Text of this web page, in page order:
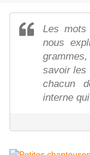
Les
nous
savoir les
chacun
interne